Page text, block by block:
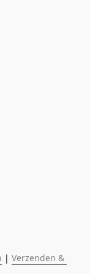
| Verzenden &